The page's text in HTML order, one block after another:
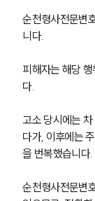
순천형사전문변
니다.
피해자는 해당
다.
고소 당시에는
다가, 이후에는
을 번복했습니다.
순천형사전문변